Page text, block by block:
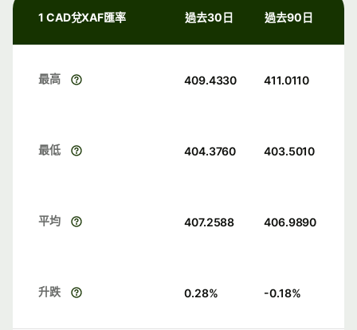
1 CAD兌XAF匯率 過去30日 過去90日
最高 409.4330 411.0110
最低 404.3760 403.5010
平均 407.2588 406.9890
升跌 0.28% -0.18%